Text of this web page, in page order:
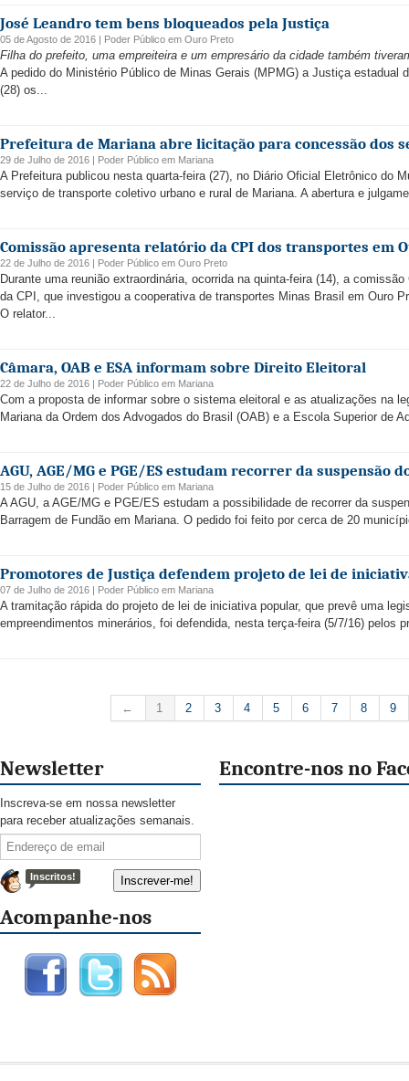
José Leandro tem bens bloqueados pela Justiça
05 de Agosto de 2016 | Poder Público em Ouro Preto
Filha do prefeito, uma empreiteira e um empresário da cidade também
A pedido do Ministério Público de Minas Gerais (MPMG) a Justiça estadual
(28) os...
Prefeitura de Mariana abre licitação para concessão dos
29 de Julho de 2016 | Poder Público em Mariana
A Prefeitura publicou nesta quarta-feira (27), no Diário Oficial Eletrônico do
serviço de transporte coletivo urbano e rural de Mariana. A abertura e
Comissão apresenta relatório da CPI dos transportes em
22 de Julho de 2016 | Poder Público em Ouro Preto
Durante uma reunião extraordinária, ocorrida na quinta-feira (14), a
da CPI, que investigou a cooperativa de transportes Minas Brasil em Ouro
O relator...
Câmara, OAB e ESA informam sobre Direito Eleitoral
22 de Julho de 2016 | Poder Público em Mariana
Com a proposta de informar sobre o sistema eleitoral e as atualizações na
Mariana da Ordem dos Advogados do Brasil (OAB) e a Escola Superior de
AGU, AGE/MG e PGE/ES estudam recorrer da suspensão
15 de Julho de 2016 | Poder Público em Mariana
A AGU, a AGE/MG e PGE/ES estudam a possibilidade de recorrer da
Barragem de Fundão em Mariana. O pedido foi feito por cerca de 20
Promotores de Justiça defendem projeto de lei de
07 de Julho de 2016 | Poder Público em Mariana
A tramitação rápida do projeto de lei de iniciativa popular, que prevê uma
empreendimentos minerários, foi defendida, nesta terça-feira (5/7/16) pelos
← 1 2 3 4 5 6 7 8 9
Newsletter
Inscreva-se em nossa newsletter
para receber atualizações semanais.
Inscritos!
Acompanhe-nos
Encontre-nos no